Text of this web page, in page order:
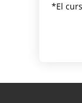
*El